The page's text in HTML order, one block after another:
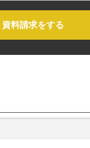
資料請求をする